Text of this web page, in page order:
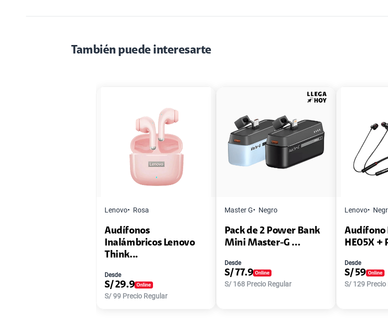
También puede interesarte
Lenovo Rosa
Audífonos
Inalámbricos Lenovo
Think...
Desde
S/ 29.9
S/99 Precio Regular
Master G Negro
Pack de 2 Power Bank
Mini Master-G ...
Desde
S/77.9
S/ 168 Precio Regular
Lenovo
Audífono
HE05X +
Desde
S/ 59
S/ 129 Precio